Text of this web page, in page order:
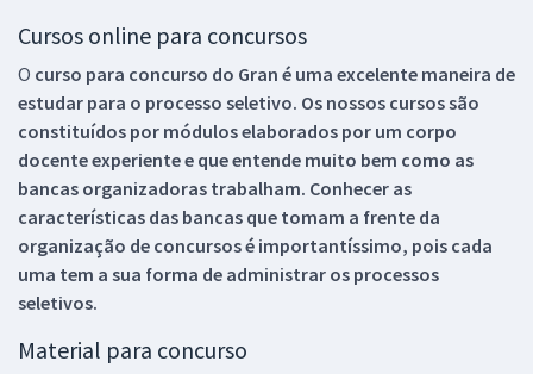
Cursos online para concursos
O curso para concurso do Gran é uma excelente maneira de
estudar para o processo seletivo. Os nossos cursos são
constituídos por módulos elaborados por um corpo
docente experiente e que entende muito bem como as
bancas organizadoras trabalham. Conhecer as
características das bancas que tomam a frente da
organização de concursos é importantíssimo, pois cada
uma tem a sua forma de administrar os processos
seletivos.
Material para concurso